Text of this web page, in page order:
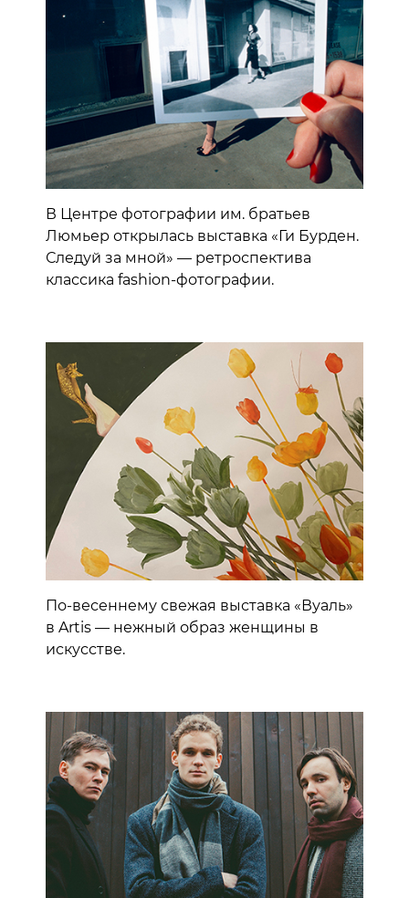
В Центре фотографии им. братьев
Люмьер открылась выставка «Ги Бурден.
Следуй за мной» — ретроспектива
классика fashion-фотографии.
По-весеннему свежая выставка «Вуаль»
в Artis — нежный образ женщины в
искусстве.